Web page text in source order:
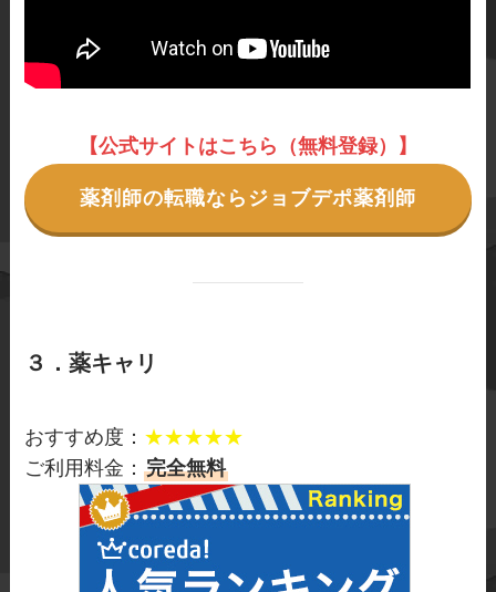
【公式サイトはこちら（無料登録）】
薬剤師の転職ならジョブデポ薬剤師
３．薬キャリ
おすすめ度： ★★★★★
ご利用料金：完全無料